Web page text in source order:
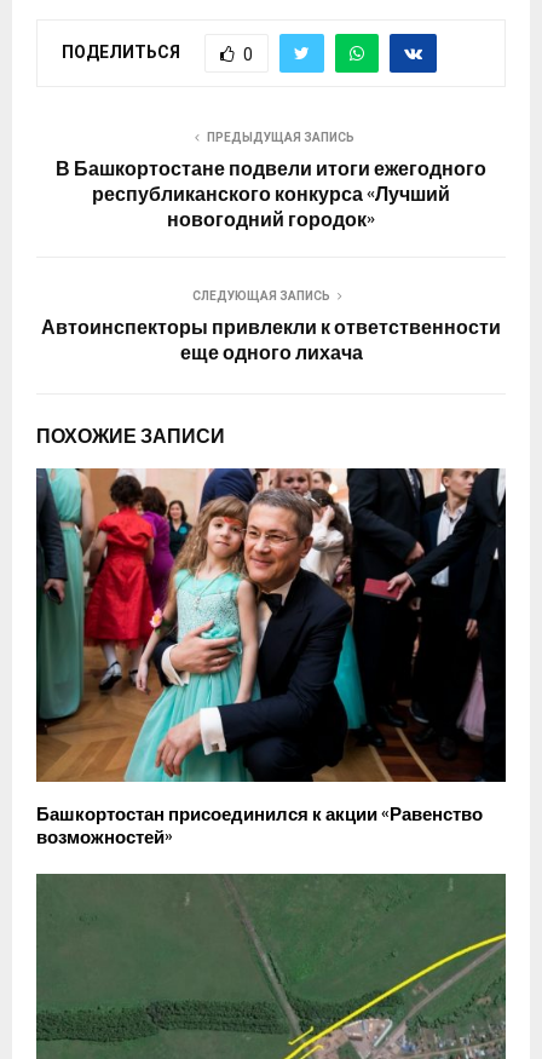
ПОДЕЛИТЬСЯ 0
ПРЕДЫДУЩАЯ ЗАПИСЬ
В Башкортостане подвели итоги ежегодного
республиканского конкурса «Лучший
новогодний городок»
СЛЕДУЮЩАЯ ЗАПИСЬ
Автоинспекторы привлекли к ответственности
еще одного лихача
ПОХОЖИЕ ЗАПИСИ
Башкортостан присоединился к акции «Равенство
возможностей»